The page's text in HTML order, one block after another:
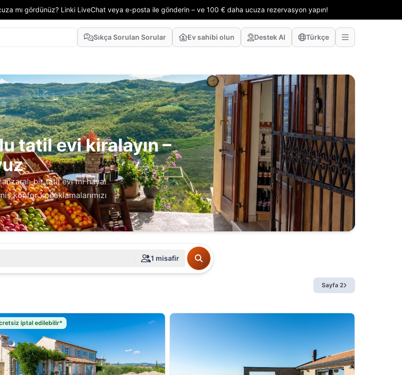
mı gördünüz? Linki LiveChat veya e-posta ile gönderin – ve 100 € daha ucuza rezervasyon yapın!
Sıkça Sorulan Sorular Ev sahibi olun Destek Al Türkçe
tatil evi kiralayın –
bir tatil evi mı hayal
konfor konaklamalarımızı
1 misafir
Sayfa 2
iptal edilebilir*